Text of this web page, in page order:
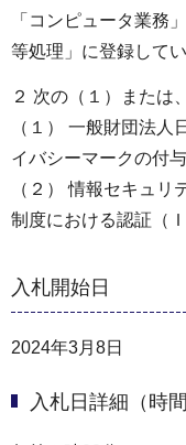
「コンピュータ業務
等処理」に登録してい
２ 次の（１）または
（１） 一般財団法
イバシーマークの付
（２） 情報セキュ
制度における認証（
入札開始日
2024年3月8日
入札日詳細（時間